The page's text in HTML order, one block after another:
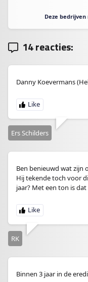
Deze
14 reacties:
Danny Koevermans
Ers Schilders
Ben benieuwd wat zijn
Hij tekende toch voor
jaar? Met een ton is
RK
Binnen 3 jaar in de